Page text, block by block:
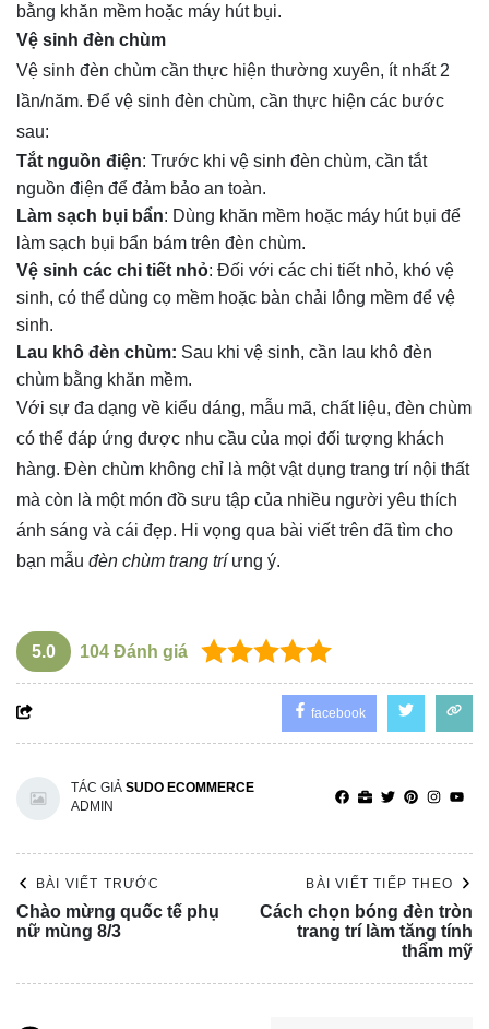
bằng khăn mềm hoặc máy hút bụi.
Vệ sinh đèn chùm
Vệ sinh đèn chùm cần thực hiện thường xuyên, ít nhất 2
lần/năm. Để vệ sinh đèn chùm, cần thực hiện các bước
sau:
Tắt nguồn điện: Trước khi vệ sinh đèn chùm, cần tắt
nguồn điện để đảm bảo an toàn.
Làm sạch bụi bẩn: Dùng khăn mềm hoặc máy hút bụi để
làm sạch bụi bẩn bám trên đèn chùm.
Vệ sinh các chi tiết nhỏ: Đối với các chi tiết nhỏ, khó vệ
sinh, có thể dùng cọ mềm hoặc bàn chải lông mềm để vệ
sinh.
Lau khô đèn chùm: Sau khi vệ sinh, cần lau khô đèn
chùm bằng khăn mềm.
Với sự đa dạng về kiểu dáng, mẫu mã, chất liệu, đèn chùm
có thể đáp ứng được nhu cầu của mọi đối tượng khách
hàng. Đèn chùm không chỉ là một vật dụng trang trí nội thất
mà còn là một món đồ sưu tập của nhiều người yêu thích
ánh sáng và cái đẹp. Hi vọng qua bài viết trên đã tìm cho
bạn mẫu đèn chùm trang tríưng ý.
5.0 104 Đánh giá
facebook
TÁC GIẢ SUDO ECOMMERCE
ADMIN
BÀI VIẾT TRƯỚC
Chào mừng quốc tế phụ
nữ mùng 8/3
BÀI VIẾT TIẾP THEO
Cách chọn bóng đèn tròn
trang trí làm tăng tính
thẩm mỹ